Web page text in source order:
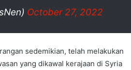
October 27, 2022
sedemikian, telah melakukan
yang dikawal kerajaan di Syria